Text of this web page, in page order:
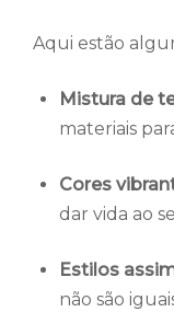
Aqui estão
Mistura de
materiais
Cores
dar vida ao
Estilos
não são